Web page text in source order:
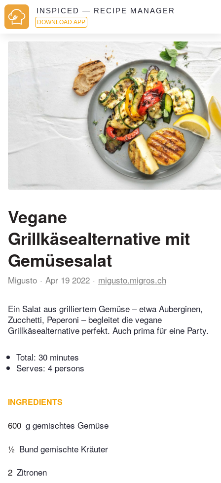
INSPICED — RECIPE MANAGER
DOWNLOAD APP
Vegane
Grillkäsealternative mit
Gemüsesalat
Migusto Apr 19 2022 migusto.migros.ch
Ein Salat aus grilliertem Gemüse – etwa Auberginen,
Zucchetti, Peperoni – begleitet die vegane
Grillkäsealternative perfekt. Auch prima für eine Party.
Total: 30 minutes
Serves: 4 persons
INGREDIENTS
600 g gemischtes Gemüse
½ Bund gemischte Kräuter
2 Zitronen